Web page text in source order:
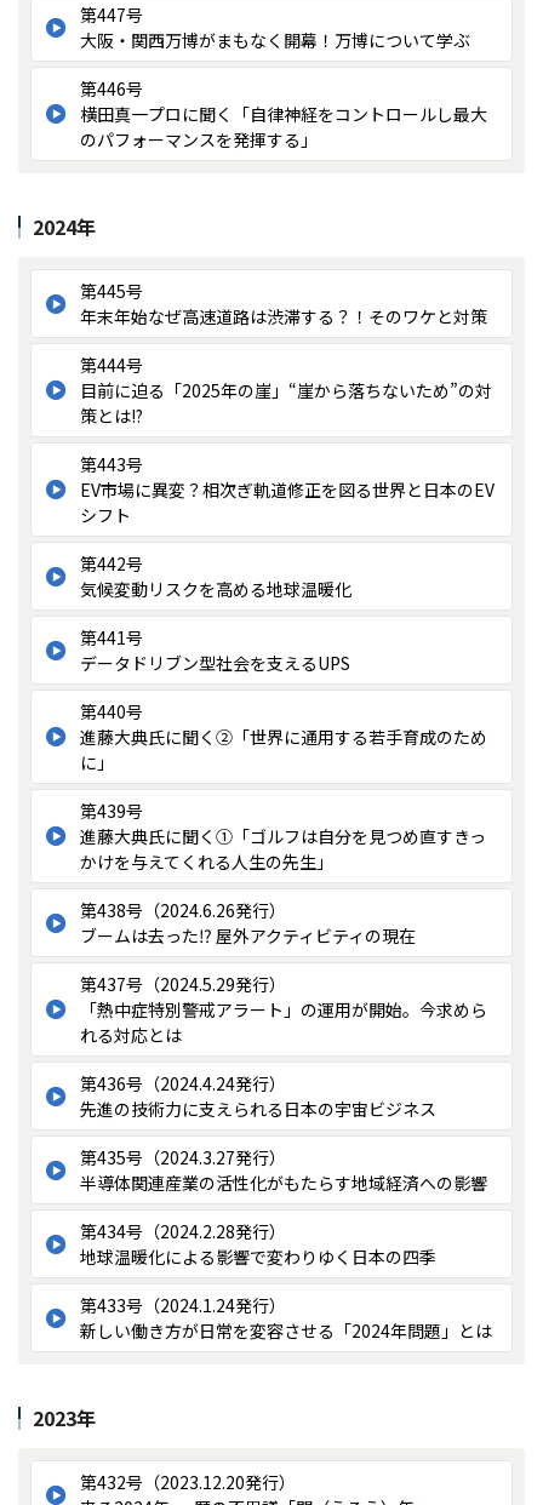
第447号
大阪・関西万博がまもなく開幕！万博について学ぶ
第446号
横田真一プロに聞く「自律神経をコントロールし最大
のパフォーマンスを発揮する」
2024年
第445号
年末年始なぜ高速道路は渋滞する？！そのワケと対策
第444号
目前に迫る「2025年の崖」“崖から落ちないため”の対
策とは!?
第443号
EV市場に異変？相次ぎ軌道修正を図る世界と日本のEV
シフト
第442号
気候変動リスクを高める地球温暖化
第441号
データドリブン型社会を支えるUPS
第440号
進藤大典氏に聞く②「世界に通用する若手育成のため
に」
第439号
進藤大典氏に聞く①「ゴルフは自分を見つめ直すきっ
かけを与えてくれる人生の先生」
第438号（2024.6.26発行）
ブームは去った⁉ 屋外アクティビティの現在
第437号（2024.5.29発行）
「熱中症特別警戒アラート」の運用が開始。今求めら
れる対応とは
第436号（2024.4.24発行）
先進の技術力に支えられる日本の宇宙ビジネス
第435号（2024.3.27発行）
半導体関連産業の活性化がもたらす地域経済への影響
第434号（2024.2.28発行）
地球温暖化による影響で変わりゆく日本の四季
第433号（2024.1.24発行）
新しい働き方が日常を変容させる「2024年問題」とは
2023年
第432号（2023.12.20発行）